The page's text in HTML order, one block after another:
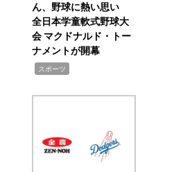
ん、野球に熱い思い
全日本学童軟式野球大
会 マクドナルド・トー
ナメントが開幕
スポーツ